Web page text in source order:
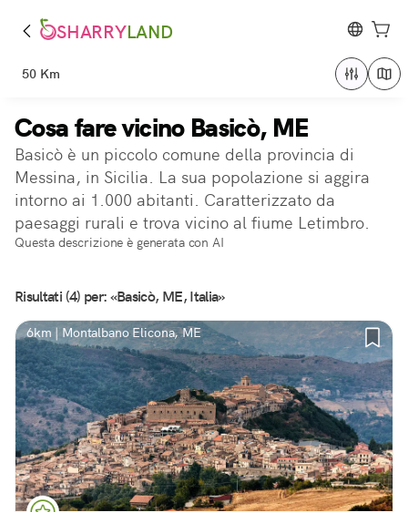
SHARRYLAND
50 Km
Cosa fare vicino Basicò, ME
Basicò è un piccolo comune della provincia di
Messina, in Sicilia. La sua popolazione si aggira
intorno ai 1.000 abitanti. Caratterizzato da
paesaggi rurali e trova vicino al fiume Letimbro.
Questa descrizione è generata con AI
Risultati (4) per: «Basicò, ME, Italia»
6km | Montalbano Elicona, ME